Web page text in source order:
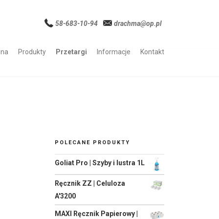
58-683-10-94 drachma@op.pl
Produkty Przetargi Informacje Kontakt
POLECANE PRODUKTY
Goliat Pro | Szyby i lustra 1L
Ręcznik ZZ | Celuloza
A'3200
MAXI Ręcznik Papierowy |